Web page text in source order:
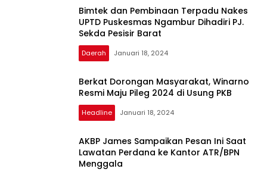
Bimtek dan Pembinaan Terpadu Nakes
UPTD Puskesmas Ngambur Dihadiri PJ.
Sekda Pesisir Barat
Daerah Januari 18, 2024
Berkat Dorongan Masyarakat, Winarno
Resmi Maju Pileg 2024 di Usung PKB
Headline Januari 18, 2024
AKBP James Sampaikan Pesan Ini Saat
Lawatan Perdana ke Kantor ATR/BPN
Menggala